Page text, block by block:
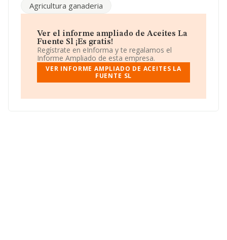
Ha contado con el mismo número de empleados y
INFORMA, ha contado con un número de empleados
inferior a la media de sector.
Su email esaceitesguardia@hotmail.com
consultar su página web aquí:www.aceiteslafuente.com
La sociedad españolaAceites La Fuente S.L, NIF
(23170), La Guardia De Jaen, provincia de Jaén,
Agricultura ganaderia
Ver el informe ampliado de Aceites La
Fuente Sl ¡Es gratis!
Regístrate en eInforma y te regalamos el
Informe Ampliado de esta empresa.
VER INFORME AMPLIADO DE ACEITES LA
FUENTE SL